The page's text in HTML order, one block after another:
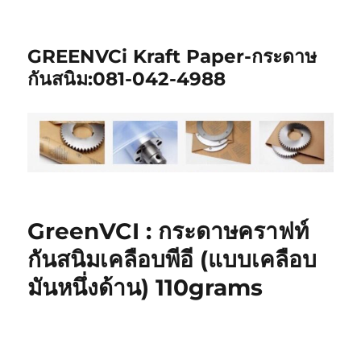
GREENVCi Kraft Paper-กระดาษ
กันสนิม:081-042-4988
GreenVCI : กระดาษคราฟท์
กันสนิมเคลือบพีอี (แบบเคลือบ
มันหนึ่งด้าน) 110grams